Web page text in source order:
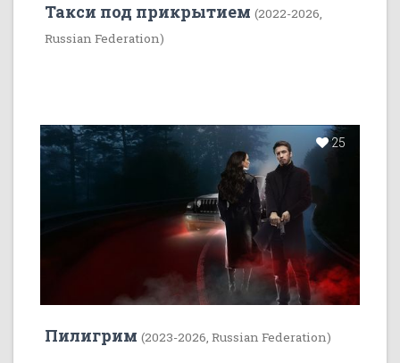
Такси под прикрытием (2022-2026,
Russian Federation)
25
Пилигрим (2023-2026, Russian Federation)